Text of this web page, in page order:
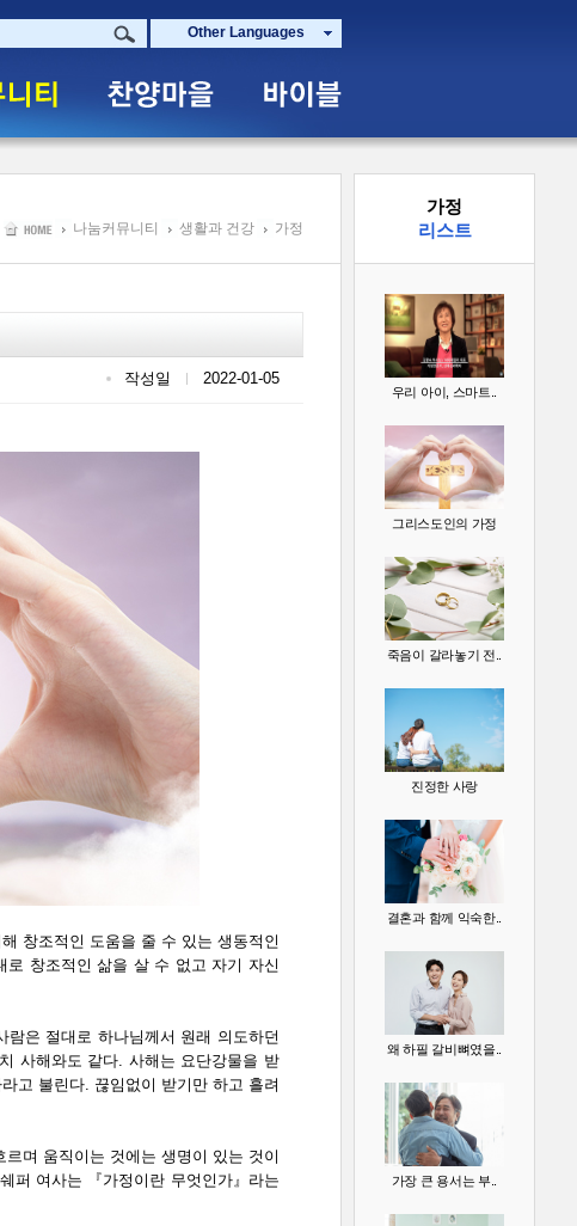
Other Languages
나눔커뮤니티 생활과 건강 가정
작성일 2022-01-05
창조적인 도움을 줄 수 있는 생동적인
창조적인 삶을 살 수 없고 자기 자신
은 절대로 하나님께서 원래 의도하던
사해와도 같다. 사해는 요단강물을 받
고 불린다. 끊임없이 받기만 하고 흘려
며 움직이는 것에는 생명이 있는 것이
퍼 여사는 『가정이란 무엇인가』라는
가정
리스트
우리 아이, 스마트..
그리스도인의 가정
죽음이 갈라놓기 전..
진정한 사랑
결혼과 함께 익숙한..
왜 하필 갈비뼈였을..
가장 큰 용서는 부..